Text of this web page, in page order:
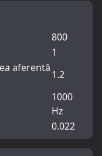
800
1
aferentă
1.2
1000
Hz
0.022